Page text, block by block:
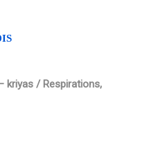
kriyas / Respirations,